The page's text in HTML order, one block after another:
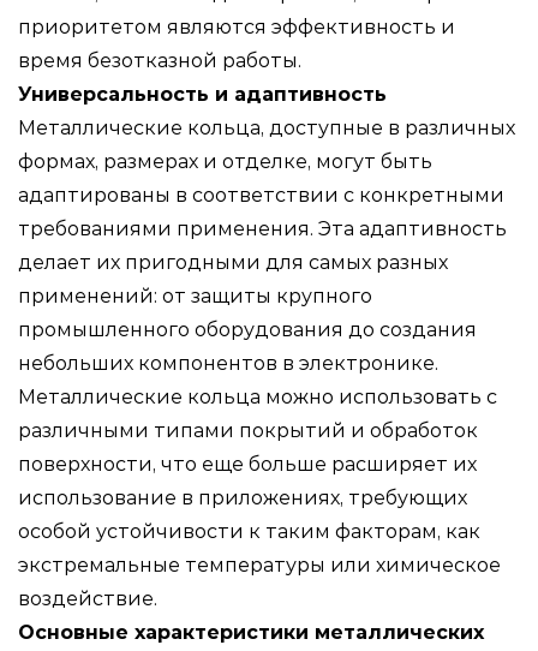
приоритетом являются эффективность и
время безотказной работы.
Универсальность и адаптивность
Металлические кольца, доступные в различных
формах, размерах и отделке, могут быть
адаптированы в соответствии с конкретными
требованиями применения. Эта адаптивность
делает их пригодными для самых разных
применений: от защиты крупного
промышленного оборудования до создания
небольших компонентов в электронике.
Металлические кольца можно использовать с
различными типами покрытий и обработок
поверхности, что еще больше расширяет их
использование в приложениях, требующих
особой устойчивости к таким факторам, как
экстремальные температуры или химическое
воздействие.
Основные характеристики металлических